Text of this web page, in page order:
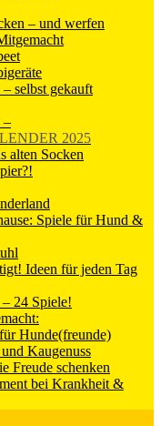
– und werfen
selbst gekauft
–
2025
alten Socken
Spiele für Hund &
Ideen für jeden Tag
24 Spiele!
Hunde(freunde)
Kaugenuss
Freude schenken
bei Krankheit &